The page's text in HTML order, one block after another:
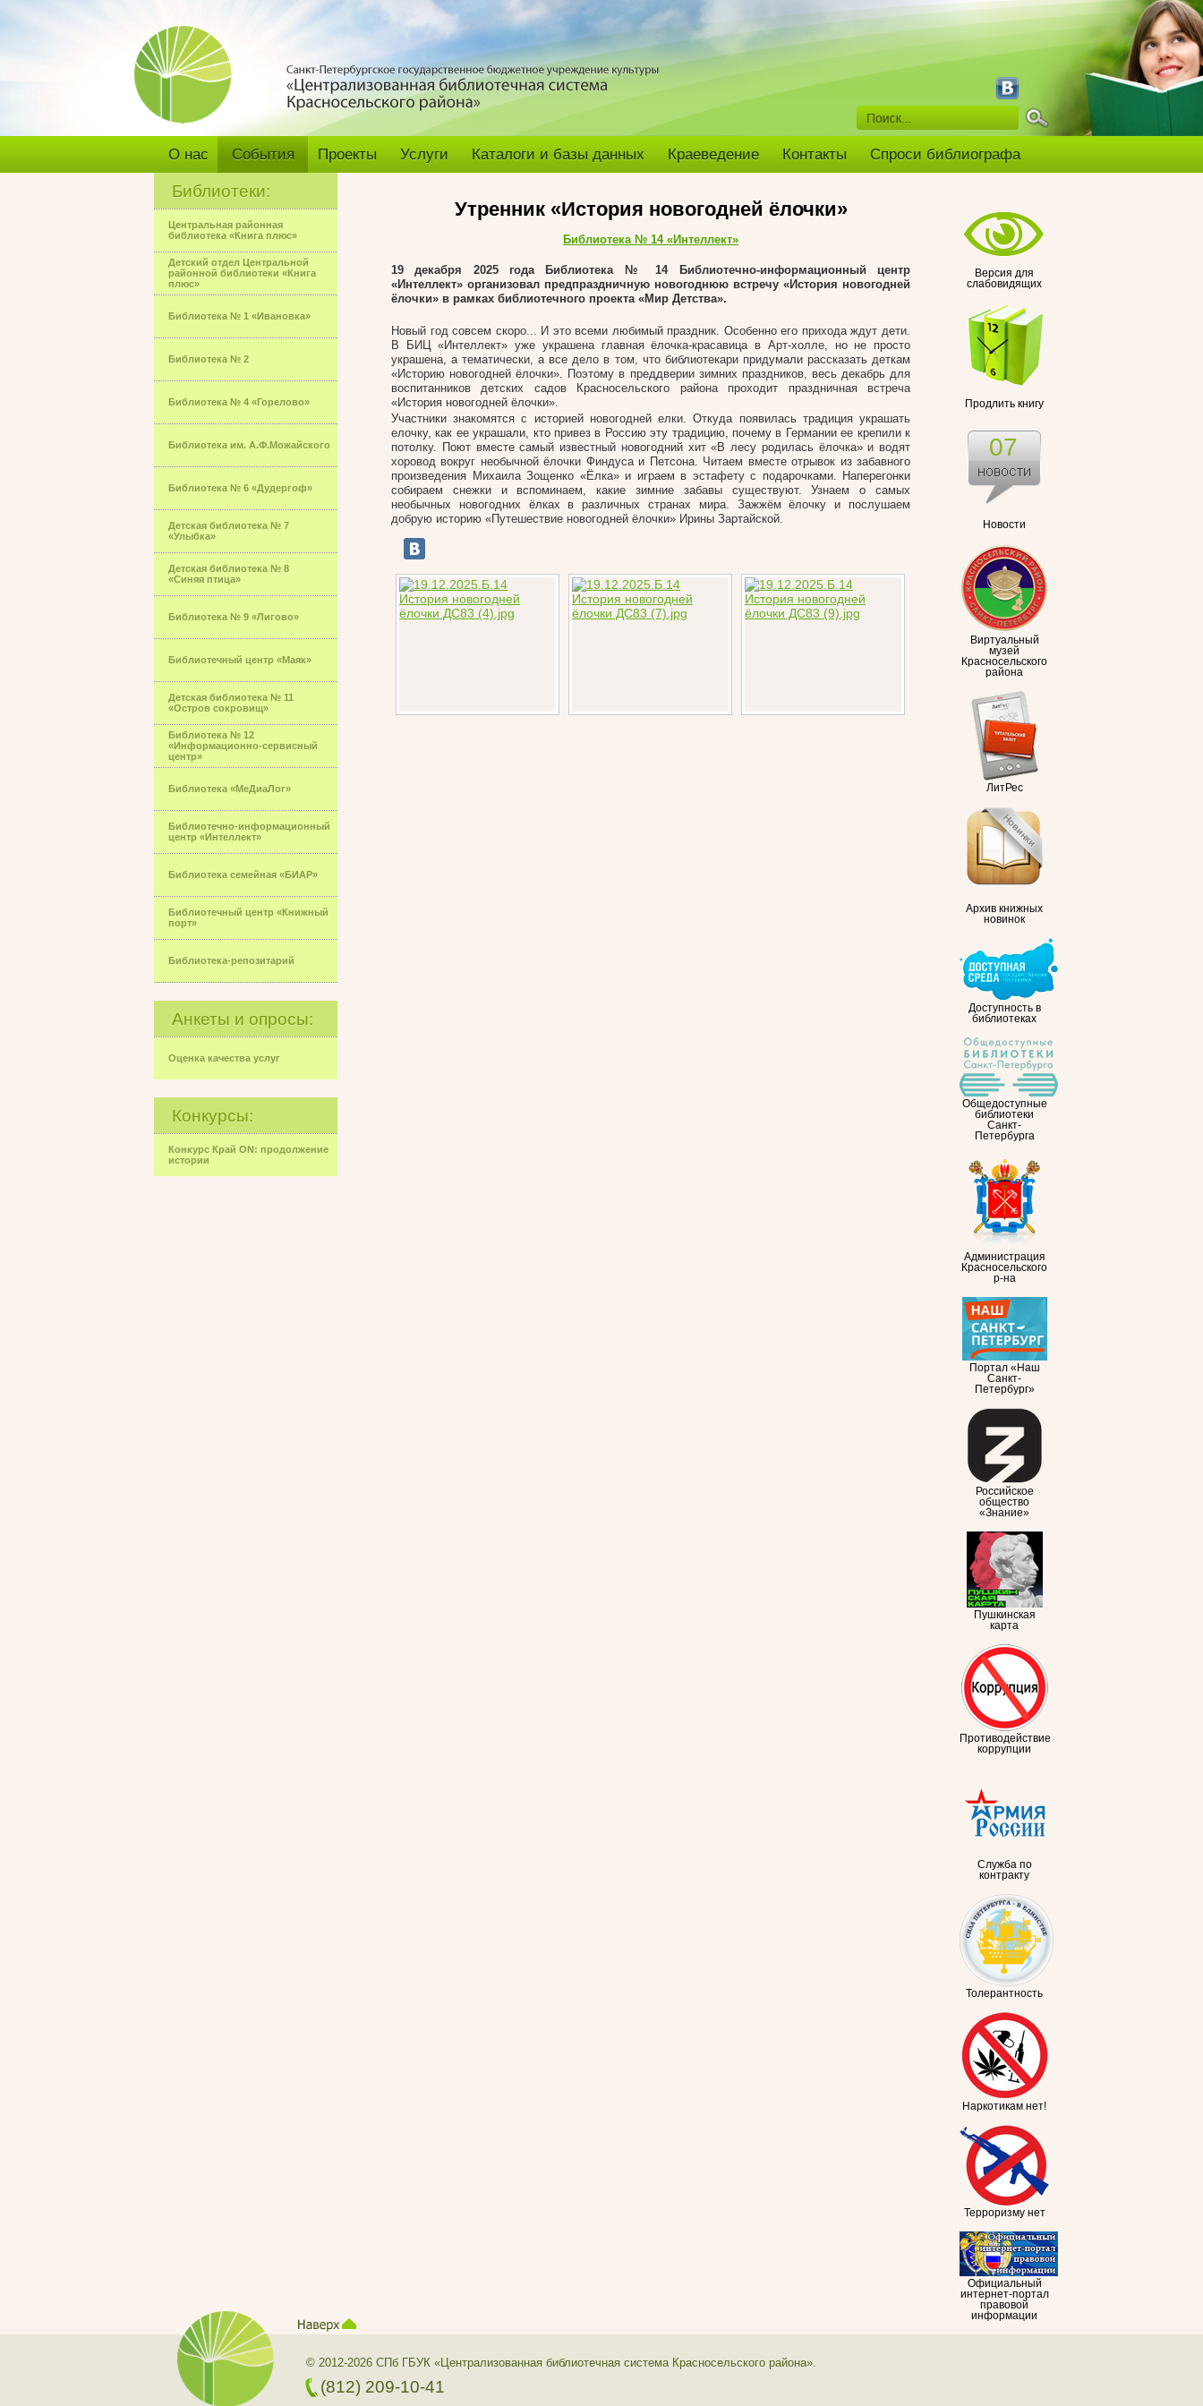
О нас События Проекты Услуги Каталоги и базы данных Краеведение Контакты Спроси библиографа
Библиотеки:
Центральная районная
библиотека «Книга плюс»
Детский отдел Центральной
районной библиотеки «Книга
плюс»
Библиотека № 1 «Ивановка»
Библиотека № 2
Библиотека № 4 «Горелово»
Библиотека им. А.Ф.Можайского
Библиотека № 6 «Дудергоф»
Детская библиотека № 7
«Улыбка»
Детская библиотека № 8
«Синяя птица»
Библиотека № 9 «Лигово»
Библиотечный центр «Маяк»
Детская библиотека № 11
«Остров сокровищ»
Библиотека № 12
«Информационно-сервисный
центр»
Библиотека «МеДиаЛог»
Библиотечно-информационный
центр «Интеллект»
Библиотека семейная «БИАР»
Библиотечный центр «Книжный
порт»
Библиотека-репозитарий
Анкеты и опросы:
Оценка качества услуг
Конкурсы:
Конкурс Край ON: продолжение
истории
Версия для
слабовидящих
Продлить книгу
Новости
07
Виртуальный
музей
Красносельского
района
ЛитРес
Архив книжных
новинок
Доступность в
библиотеках
Общедоступные
библиотеки
Санкт-
Петербурга
Администрация
Красносельского
р-на
Портал «Наш
Санкт-
Петербург»
Российское
общество
«Знание»
Пушкинская
карта
Противодействие
коррупции
Служба по
контракту
Толерантность
Наркотикам нет!
Терроризму нет
Официальный
интернет-портал
правовой
информации
Утренник «История новогодней ёлочки»
Библиотека № 14 «Интеллект»
19 декабря 2025 года Библиотека № 14 Библиотечно-информационный центр
«Интеллект» организовал предпраздничную новогоднюю встречу «История новогодней
ёлочки» в рамках библиотечного проекта «Мир Детства».
Новый год совсем скоро... И это всеми любимый праздник. Особенно его прихода ждут дети.
В БИЦ «Интеллект» уже украшена главная ёлочка-красавица в Арт-холле, но не просто
украшена, а тематически, а все дело в том, что библиотекари придумали рассказать деткам
«Историю новогодней ёлочки». Поэтому в преддверии зимних праздников, весь декабрь для
воспитанников детских садов Красносельского района проходит праздничная встреча
«История новогодней ёлочки».
Участники знакомятся с историей новогодней елки. Откуда появилась традиция украшать
елочку, как ее украшали, кто привез в Россию эту традицию, почему в Германии ее крепили к
потолку. Поют вместе самый известный новогодний хит «В лесу родилась ёлочка» и водят
хоровод вокруг необычной ёлочки Финдуса и Петсона. Читаем вместе отрывок из забавного
произведения Михаила Зощенко «Ёлка» и играем в эстафету с подарочками. Наперегонки
собираем снежки и вспоминаем, какие зимние забавы существуют. Узнаем о самых
необычных новогодних ёлках в различных странах мира. Зажжём ёлочку и послушаем
добрую историю «Путешествие новогодней ёлочки» Ирины Зартайской.
© 2012-2026 СПб ГБУК «Централизованная библиотечная система Красносельского района».
(812) 209-10-41